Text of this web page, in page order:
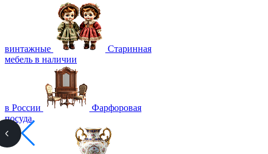
винтажные
Старинная
мебель в наличии
в России
Фарфоровая
посуда,